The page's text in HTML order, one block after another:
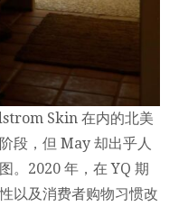
Skin 在内的北美
段，但 May 却出乎人
。2020 年，在 YQ 期
以及消费者购物习惯改